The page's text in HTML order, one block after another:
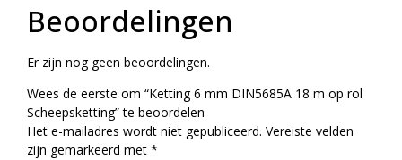
Beoordelingen
Er zijn nog geen beoordelingen.
Wees de eerste om “Ketting 6 mm DIN5685A 18 m op rol
Scheepsketting” te beoordelen
Het e-mailadres wordt niet gepubliceerd. Vereiste velden
zijn gemarkeerd met *